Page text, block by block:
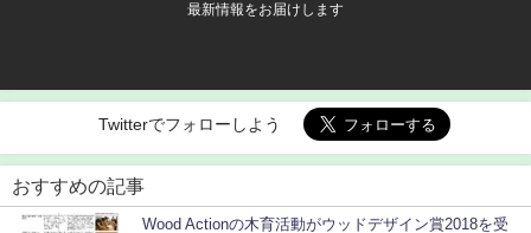
最新情報をお届けします
Twitterでフォローしよう
おすすめの記事
Wood Actionの木育活動がウッドデザイン賞2018を受